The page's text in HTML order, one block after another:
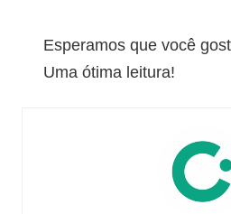
Esperamos que você
Uma ótima leitura!